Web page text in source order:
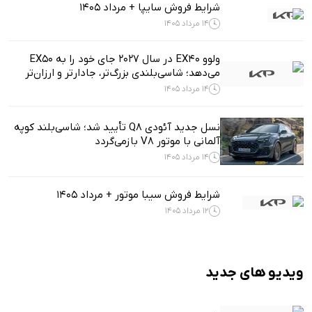
شرایط فروش سایپا + مرداد 1405
14 مرداد 1405
ولوو EX40 در سال ۲۰۲۷ جای خود را به EX50
می‌دهد؛ شاسی‌بلندی بزرگ‌تر، جادارتر و ارزان‌تر
14 مرداد 1405
نسل جدید آئودی Q8 تأیید شد؛ شاسی‌بلند کوپه
آلمانی با موتور V8 بازمی‌گردد
14 مرداد 1405
شرایط فروش سیبا موتور + مرداد 1405
12 مرداد 1405
ویدیو های جدید